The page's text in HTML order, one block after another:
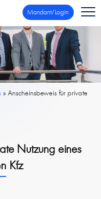
Mandant/Login
»Anscheinsbeweis für private
Nutzung eines
Kfz